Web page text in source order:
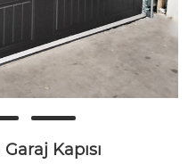
Kapısı